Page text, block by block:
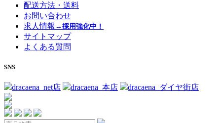
配送方法・送料
お問い合わせ
求人情報 →採用強化中！
サイトマップ
よくある質問
SNS
dracaena_net店 dracaena_本店 dracaena_ダイヤ街店